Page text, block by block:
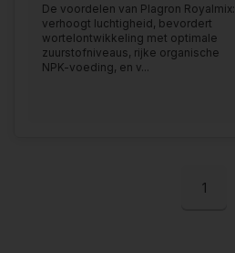
De voordelen van Plagron Royalmix:
verhoogt luchtigheid, bevordert
wortelontwikkeling met optimale
zuurstofniveaus, rijke organische
NPK-voeding, en v...
1